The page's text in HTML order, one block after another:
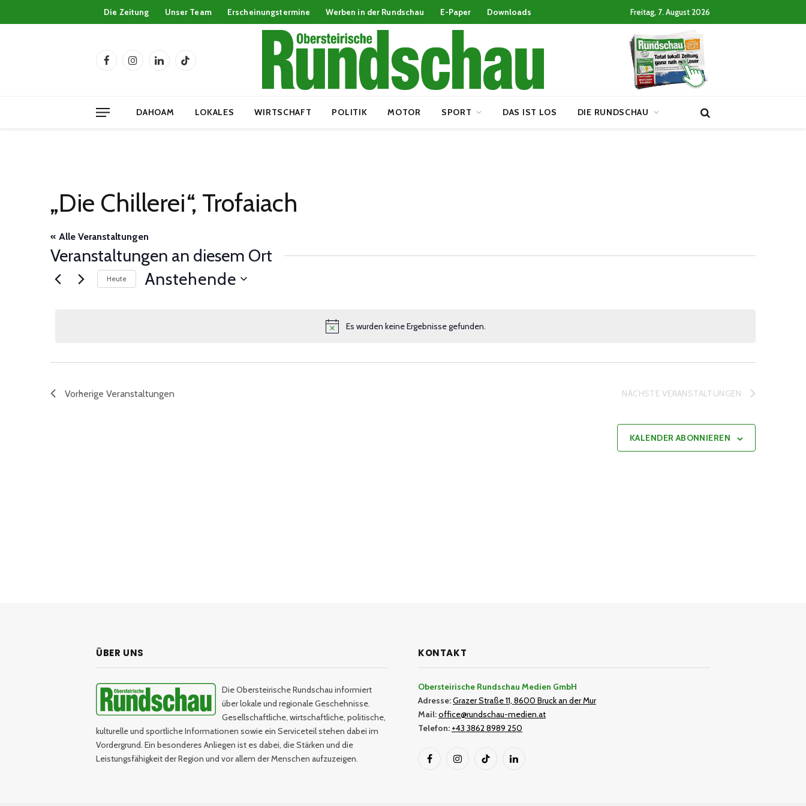
Die Zeitung Unser Team Erscheinungstermine Werben in der Rundschau E-Paper Downloads Freitag, 7. August 2026
FacebookInstagramLinkedInTikTok
DAHOAM LOKALES WIRTSCHAFT POLITIK MOTOR SPORT DAS IST LOS DIE RUNDSCHAU
„Die Chillerei“, Trofaiach
« Alle Veranstaltungen
Veranstaltungen an diesem Ort
Notice
Es wurden keine Ergebnisse gefunden.
Heute Anstehende
Vorherige Veranstaltungen NÄCHSTE VERANSTALTUNGEN
KALENDER ABONNIEREN
ÜBER UNS
Die Obersteirische Rundschau informiert
über lokale und regionale Geschehnisse.
Gesellschaftliche, wirtschaftliche, politische,
kulturelle und sportliche Informationen sowie ein Serviceteil stehen dabei im
Vordergrund. Ein besonderes Anliegen ist es dabei, die Stärken und die
Leistungsfähigkeit der Region und vor allem der Menschen aufzuzeigen.
KONTAKT
Obersteirische Rundschau Medien GmbH
Adresse:Grazer Straße 11, 8600 Bruck an der Mur
Mail:office@rundschau-medien.at
Telefon: +43 3862 8989 250
FacebookInstagramTikTok LinkedIn